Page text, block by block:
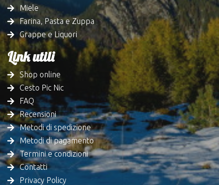
Miele
Farina, Pasta e Zuppa
Grappe e Liquori
Link utili
Shop online
Cesto Pic Nic
FAQ
Recensioni
Metodi di spedizione
Metodi di pagamento
Termini e condizioni
Contatti
Privacy Policy